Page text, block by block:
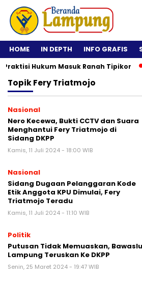
HOME IN DEPTH INFO GRAFIS
Hukum Masuk Ranah Tipikor
TopikFery Triatmojo
Nasional
Nero Kecewa, Bukti CCTV dan Suara
Menghantui Fery Triatmojo di
Sidang DKPP
Kamis, 11 Juli 2024 - 18:00 WIB
Nasional
Sidang Dugaan Pelanggaran Kode
Etik Anggota KPU Dimulai, Fery
Triatmojo Teradu
Kamis, 11 Juli 2024 - 11:10 WIB
Politik
Putusan Tidak Memuaskan, Bawaslu
Lampung Teruskan Ke DKPP
Senin, 25 Maret 2024 - 19:47 WIB